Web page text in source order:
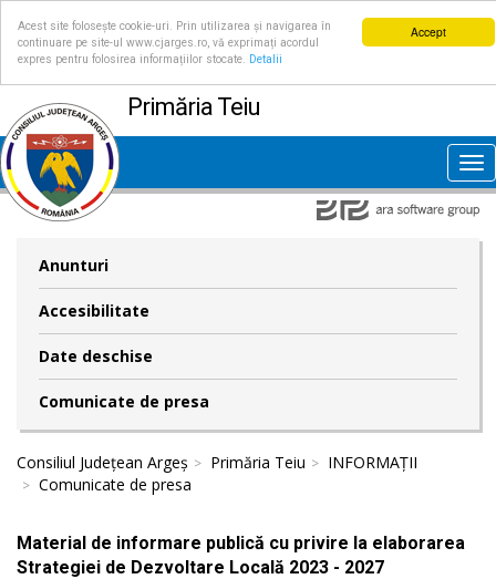
Accept
Acest site folosește cookie-uri. Prin utilizarea și navigarea în
continuare pe site-ul www.cjarges.ro, vă exprimați acordul
expres pentru folosirea informațiilor stocate.
Detalii
Primăria Teiu
Anunturi
Accesibilitate
Date deschise
Comunicate de presa
Consiliul Județean Argeș Primăria Teiu
INFORMAȚII
Comunicate de presa
Material de informare publică cu privire la elaborarea
Strategiei de Dezvoltare Locală 2023 - 2027